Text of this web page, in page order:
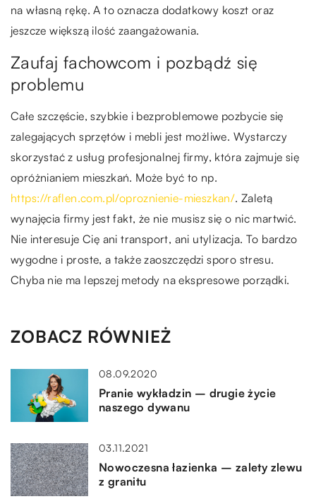
na własną rękę. A to oznacza dodatkowy koszt oraz
jeszcze większą ilość zaangażowania.
Zaufaj fachowcom i pozbądź się
problemu
Całe szczęście, szybkie i bezproblemowe pozbycie się
zalegających sprzętów i mebli jest możliwe. Wystarczy
skorzystać z usług profesjonalnej firmy, która zajmuje się
opróżnianiem mieszkań. Może być to np.
https://raflen.com.pl/oproznienie-mieszkan/. Zaletą
wynajęcia firmy jest fakt, że nie musisz się o nic martwić.
Nie interesuje Cię ani transport, ani utylizacja. To bardzo
wygodne i proste, a także zaoszczędzi sporo stresu.
Chyba nie ma lepszej metody na ekspresowe porządki.
ZOBACZ RÓWNIEŻ
08.09.2020
Pranie wykładzin – drugie życie
naszego dywanu
03.11.2021
Nowoczesna łazienka – zalety zlewu
z granitu